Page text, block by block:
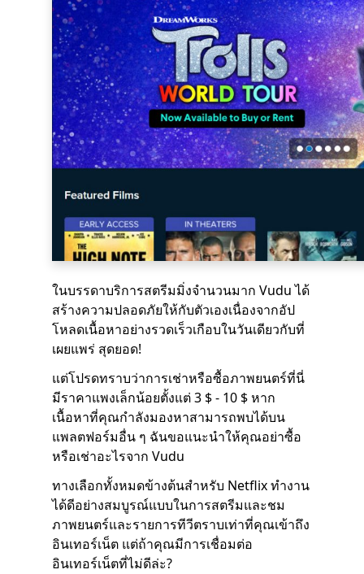
ในบรรดาบริการสตรีมมิ่งจำนวนมาก Vudu ได้
สร้างความปลอดภัยให้กับตัวเองเนื่องจากอัป
โหลดเนื้อหาอย่างรวดเร็วเกือบในวันเดียวกับที่
เผยแพร่ สุดยอด!
แต่โปรดทราบว่าการเช่าหรือซื้อภาพยนตร์ที่นี่
มีราคาแพงเล็กน้อยตั้งแต่ 3 $ - 10 $ หาก
เนื้อหาที่คุณกำลังมองหาสามารถพบได้บน
แพลตฟอร์มอื่น ๆ ฉันขอแนะนำให้คุณอย่าซื้อ
หรือเช่าอะไรจาก Vudu
ทางเลือกทั้งหมดข้างต้นสำหรับ Netflix ทำงาน
ได้ดีอย่างสมบูรณ์แบบในการสตรีมและชม
ภาพยนตร์และรายการทีวีตราบเท่าที่คุณเข้าถึง
อินเทอร์เน็ต แต่ถ้าคุณมีการเชื่อมต่อ
อินเทอร์เน็ตที่ไม่ดีล่ะ?